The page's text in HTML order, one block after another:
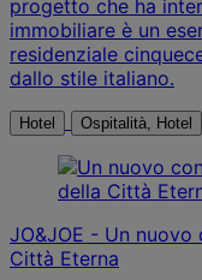
progetto che ha
immobiliare è un
residenziale
dallo stile italiano.
Hotel Ospitalità, Hotel
JO&JOE - Un
Città Eterna